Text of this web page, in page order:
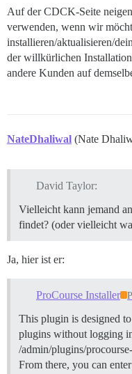
Auf der CDCK-Seite
verwenden, wenn wir
installieren/aktualisieren/
der willkürlichen
andere Kunden auf
NateDhaliwal (Nate
David Taylor:
Vielleicht kann jemand
findet? (oder vielleicht
Ja, hier ist er:
ProCourse Installer
This plugin is designed
plugins without logging
/admin/plugins/
From there, you can